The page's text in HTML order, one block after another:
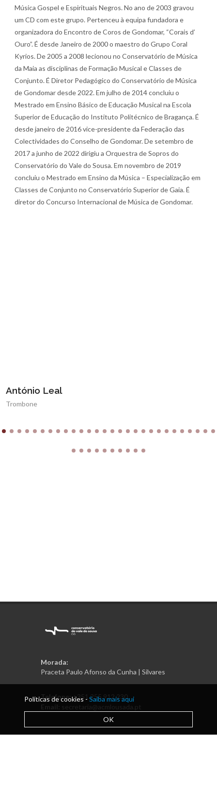
Música Gospel e Espirituais Negros. No ano de 2003 gravou
um CD com este grupo. Pertenceu à equipa fundadora e
organizadora do Encontro de Coros de Gondomar, “Corais d’
Ouro”. É desde Janeiro de 2000 o maestro do Grupo Coral
Kyrios. De 2005 a 2008 lecionou no Conservatório de Música
da Maia as disciplinas de Formação Musical e Classes de
Conjunto. É Diretor Pedagógico do Conservatório de Música
de Gondomar desde 2022. Em julho de 2014 concluiu o
Mestrado em Ensino Básico de Educação Musical na Escola
Superior de Educação do Instituto Politécnico de Bragança. É
desde janeiro de 2016 vice-presidente da Federação das
Colectividades do Conselho de Gondomar. De setembro de
2017 a junho de 2022 dirigiu a Orquestra de Sopros do
Conservatório do Vale do Sousa. Em novembro de 2019
concluiu o Mestrado em Ensino da Música – Especialização em
Classes de Conjunto no Conservatório Superior de Gaia. É
diretor do Concurso Internacional de Música de Gondomar.
António Leal
Trombone
Morada:
Praceta Paulo Afonso da Cunha | Silvares
Telefone:+351 255 912 230
Email:
secretaria@acmlousada.pt
Políticas de cookies - Saiba mais aqui
OK